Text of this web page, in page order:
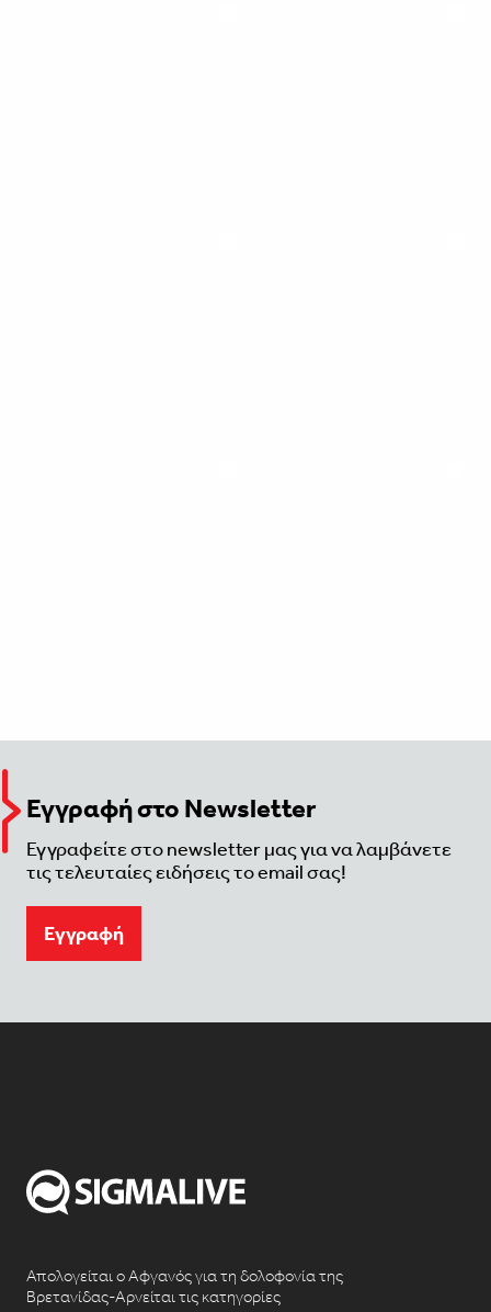
Εγγραφή στο Newsletter
Εγγραφείτε στο newsletter μας για να λαμβάνετε
τις τελευταίες ειδήσεις το email σας!
Eγγραφή
Απολογείται ο Αφγανός για τη δολοφονία της
Βρετανίδας-Αρνείται τις κατηγορίες